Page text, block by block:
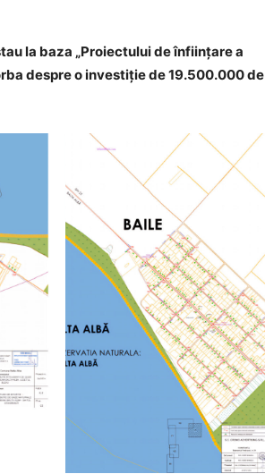
la baza „Proiectului de înființare a
despre o investiție de 19.500.000 de